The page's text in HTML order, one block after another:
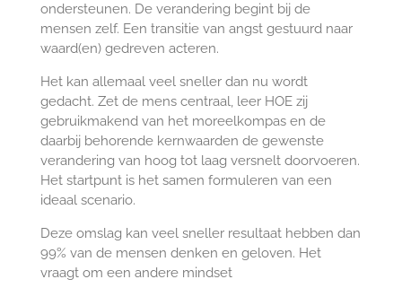
ondersteunen. De verandering begint bij de
mensen zelf. Een transitie van angst gestuurd naar
waard(en) gedreven acteren.
Het kan allemaal veel sneller dan nu wordt
gedacht. Zet de mens centraal, leer HOE zij
gebruikmakend van het moreelkompas en de
daarbij behorende kernwaarden de gewenste
verandering van hoog tot laag versnelt doorvoeren.
Het startpunt is het samen formuleren van een
ideaal scenario.
Deze omslag kan veel sneller resultaat hebben dan
99% van de mensen denken en geloven. Het
vraagt om een andere mindset